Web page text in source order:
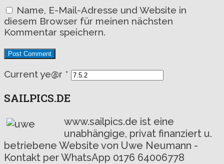
Name, E-Mail-Adresse und Website in
diesem Browser für meinen nächsten
Kommentar speichern.
Current ye@r *
SAILPICS.DE
www.sailpics.de ist eine
unabhängige, privat finanziert u.
betriebene Website von Uwe Neumann -
Kontakt per WhatsApp 0176 64006778